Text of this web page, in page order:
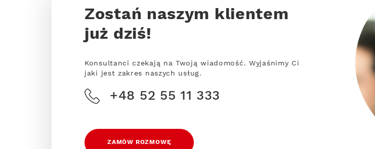
Zostań naszym klientem
już dziś!
Konsultanci czekają na Twoją wiadomość. Wyjaśnimy Ci
jaki jest zakres naszych usług.
+48 52 55 11 333
ZAMÓW ROZMOWĘ